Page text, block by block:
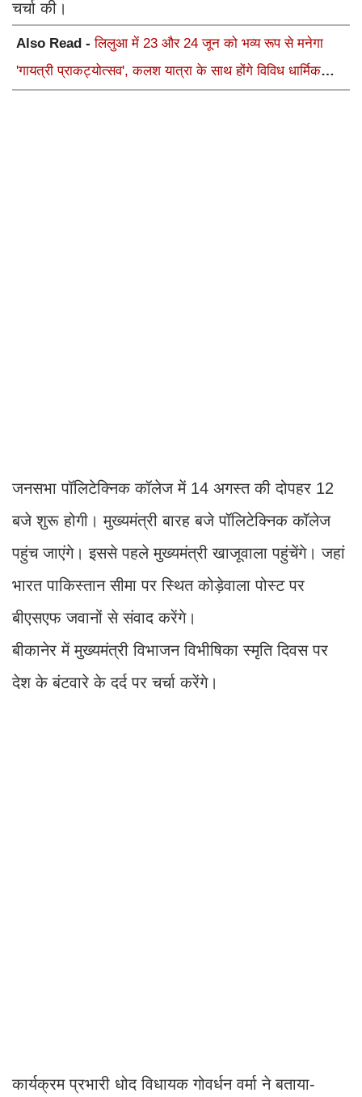
चर्चा की।
Also Read -लिलुआ में 23 और 24 जून को भव्य रूप से मनेगा
'गायत्री प्राकट्योत्सव', कलश यात्रा के साथ होंगे विविध धार्मिक
जनसभा पॉलिटेक्निक कॉलेज में 14 अगस्त की दोपहर 12
बजे शुरू होगी। मुख्यमंत्री बारह बजे पॉलिटेक्निक कॉलेज
पहुंच जाएंगे। इससे पहले मुख्यमंत्री खाजूवाला पहुंचेंगे। जहां
भारत पाकिस्तान सीमा पर स्थित कोड़ेवाला पोस्ट पर
बीएसएफ जवानों से संवाद करेंगे।
बीकानेर में मुख्यमंत्री विभाजन विभीषिका स्मृति दिवस पर
देश के बंटवारे के दर्द पर चर्चा करेंगे।
कार्यक्रम प्रभारी धोद विधायक गोवर्धन वर्मा ने बताया-